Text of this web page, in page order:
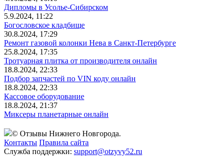
Дипломы в Усолье-Сибирском
5.9.2024, 11:22
Богословское кладбище
30.8.2024, 17:29
Ремонт газовой колонки Нева в Санкт-Петербурге
25.8.2024, 17:35
Тротуарная плитка от производителя онлайн
18.8.2024, 22:33
Подбор запчастей по VIN коду онлайн
18.8.2024, 22:33
Кассовое оборудование
18.8.2024, 21:37
Миксеры планетарные онлайн
© Отзывы Нижнего Новгорода.
Контакты Правила сайта
Служба поддержки: support@otzyvy52.ru